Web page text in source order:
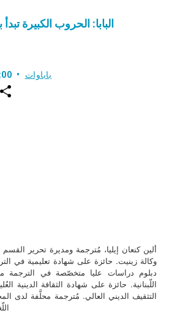
البابا: الحروب الكبيرة
باباوات
w
ألين كنعان إيليا، مُترجمة ومديرة تحرير
وكالة زينيت. حائزة على شهادة تعليمية في
دبلوم دراسات عليا متخصّصة في الترجمة
اللّبنانية. حائزة على شهادة الثقافة الدينية
التثقيف الديني العالي. مُترجمة محلَّفة لدى